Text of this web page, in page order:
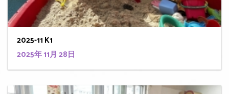
2025-11 K1
2025年 11月 28日